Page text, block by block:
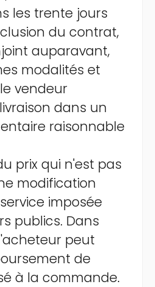
les trente jours
du contrat,
auparavant,
modalités et
vendeur
dans un
raisonnable
prix qui n'est pas
modification
imposée
publics. Dans
peut
de
à la commande.